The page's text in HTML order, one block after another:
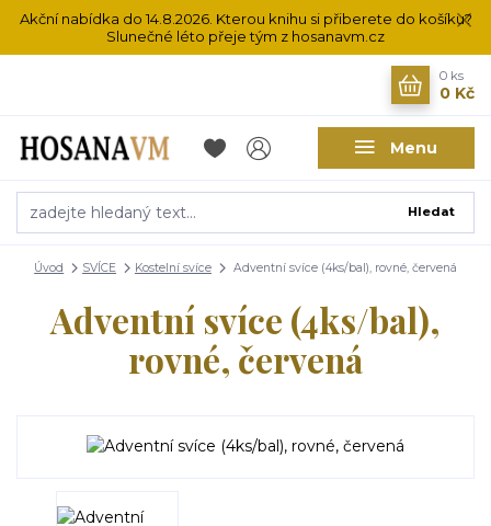
Akční nabídka do 14.8.2026. Kterou knihu si přiberete do košíku?
Slunečné léto přeje tým z hosanavm.cz
Menu
Hledat
0 ks
0 Kč
Úvod SVÍCE Kostelní svíce Adventní svíce (4ks/bal), rovné, červená
Adventní svíce (4ks/bal),
rovné, červená